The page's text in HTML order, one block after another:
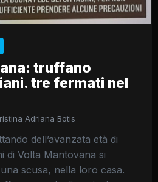
truffano
tre fermati nel
Adriana Botis
dell’avanzata età di
di Volta Mantovana si
scusa, nella loro casa.